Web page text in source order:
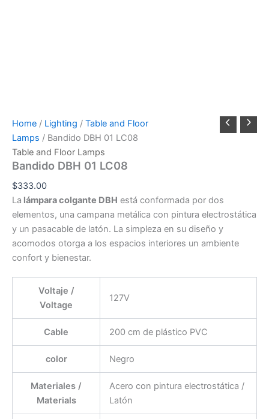
Home / Lighting / Table and Floor
Lamps / Bandido DBH 01 LC08
Table and Floor Lamps
Bandido DBH 01 LC08
$333.00
La lámpara colgante DBH está conformada por dos
elementos, una campana metálica con pintura electrostática
y un pasacable de latón. La simpleza en su diseño y
acomodos otorga a los espacios interiores un ambiente
confort y bienestar.
Voltaje /
Voltage
127V
Cable 200 cm de plástico PVC
color Negro
Materiales /
Materials
Acero con pintura electrostática /
Latón